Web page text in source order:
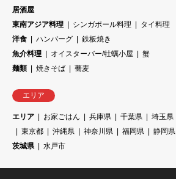
居酒屋
東南アジア料理
シンガポール料理
タイ料理
洋食
ハンバーグ
鉄板焼き
魚介料理
オイスターバー/牡蠣小屋
蟹
麺類
焼きそば 蕎麦
エリア
エリア お家ごはん 兵庫県 千葉県 埼玉県
東京都
沖縄県 神奈川県 福岡県 静岡県
茨城県
水戸市